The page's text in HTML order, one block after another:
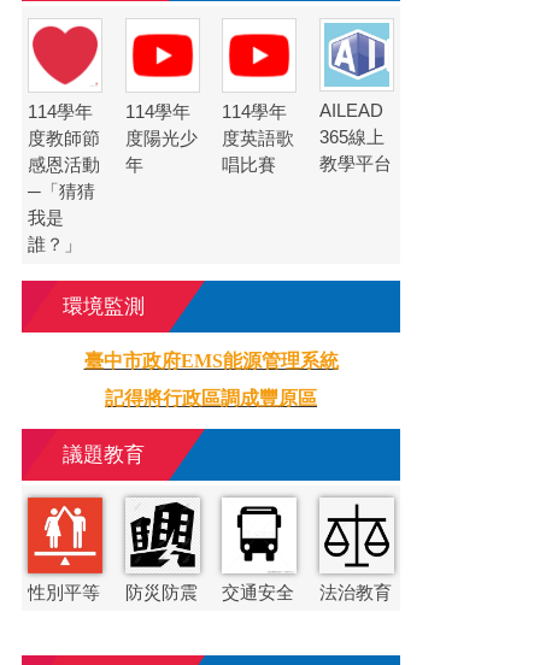
114學年
度教師節
感恩活動
─「猜猜
我是
誰？」
114學年
度陽光少
年
114學年
度英語歌
唱比賽
AILEAD
365線上
教學平台
環境監測
臺中市政府EMS能源管理系統
記得將行政區調成豐原區
議題教育
性別平等 防災防震 交通安全 法治教育